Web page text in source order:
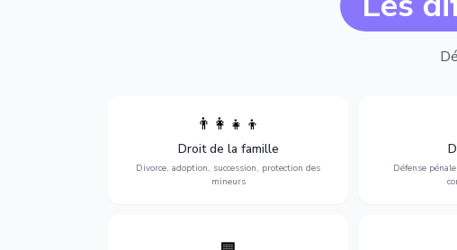
👨‍👩‍👧‍👦
Droit de la famille
Divorce, adoption, succession, protection des
mineurs
succession et protection des personnes
vulnérables.
Défense
Expertise
l'assistance
procès, pour